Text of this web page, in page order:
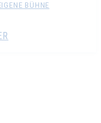
BÜHNE